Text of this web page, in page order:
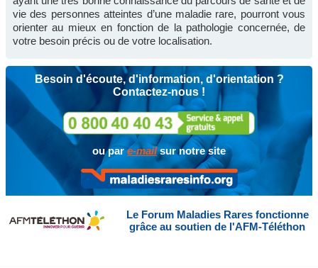
vie des personnes atteintes d’une maladie rare, pourront vous
orienter au mieux en fonction de la pathologie concernée, de
votre besoin précis ou de votre localisation.
Besoin d'écoute, d'information, d'orientation ?
Contactez-nous !
ou pare-mailsur notre site
Le Forum Maladies Rares fonctionne
grâce au soutien de l'AFM-Téléthon